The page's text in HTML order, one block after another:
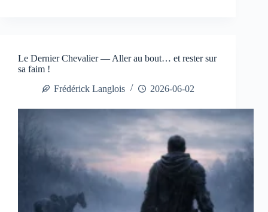
Le Dernier Chevalier — Aller au bout… et rester sur
sa faim !
Frédérick Langlois
2026-06-02